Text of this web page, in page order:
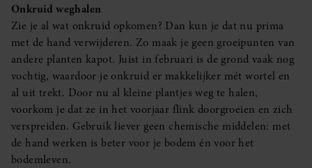
Onkruid weghalen
Zie je al wat onkruid opkomen? Dan kun je dat nu prima
met de hand verwijderen. Zo maak je geen groeipunten van
andere planten kapot. Juist in februari is de grond vaak nog
vochtig, waardoor je onkruid er makkelijker mét wortel en
al uit trekt. Door nu al kleine plantjes weg te halen,
voorkom je dat ze in het voorjaar flink doorgroeien en zich
verspreiden. Gebruik liever geen chemische middelen: met
de hand werken is beter voor je bodem én voor het
bodemleven.